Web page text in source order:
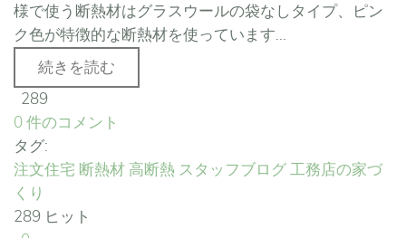
様で使う断熱材はグラスウールの袋なしタイプ、ピン
ク色が特徴的な断熱材を使っています...
続きを読む
289
0 件のコメント
タグ:
注文住宅 断熱材 高断熱 スタッフブログ工務店の家づ
くり
289 ヒット